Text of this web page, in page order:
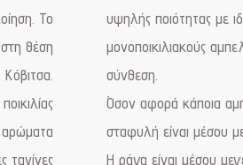
Το
θέση
Κόβιτσα.
τανίνες
υψηλής ποιότητας με
μονοποικιλιακούς
σύνθεση.
Όσον αφορά κάποια
σταφυλή είναι μέσου
Η ράγα είναι μέσου